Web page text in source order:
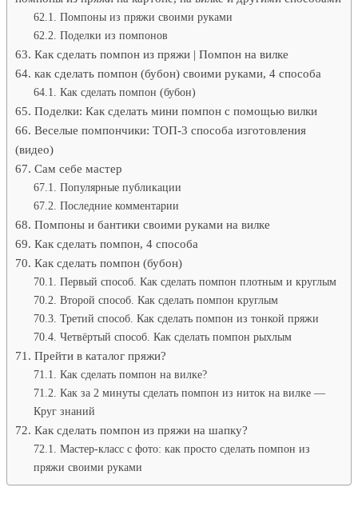
Помпоны из пряжи своими руками
Поделки из помпонов
Как сделать помпон из пряжи | Помпон на вилке
как сделать помпон (бубон) своими руками, 4 способа
Как сделать помпон (бубон)
Поделки: Как сделать мини помпон с помощью вилки
Веселые помпончики: ТОП-3 способа изготовления
(видео)
Сам себе мастер
Популярные публикации
Последние комментарии
Помпоны и бантики своими руками на вилке
Как сделать помпон, 4 способа
Как сделать помпон (бубон)
Первый способ. Как сделать помпон плотным и круглым
Второй способ. Как сделать помпон круглым
Третий способ. Как сделать помпон из тонкой пряжи
Четвёртый способ. Как сделать помпон рыхлым
Прейти в каталог пряжи?
Как сделать помпон на вилке?
Как за 2 минуты сделать помпон из ниток на вилке —
Круг знаний
Как сделать помпон из пряжи на шапку?
Мастер-класс с фото: как просто сделать помпон из
пряжи своими руками